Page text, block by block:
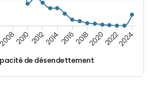
de désendettement
2010 2012201420162018202020222024